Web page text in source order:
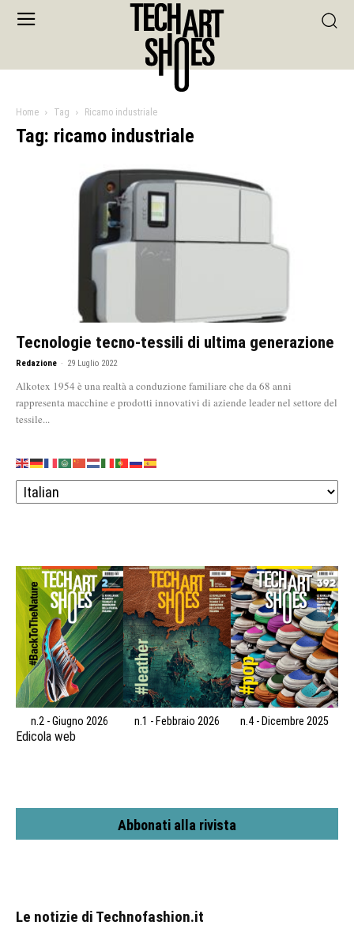
Home Tag Ricamo industriale
Tag: ricamo industriale
Tecnologie tecno-tessili di ultima generazione
Redazione - 29 Luglio 2022
Alkotex 1954 è una realtà a conduzione familiare che da 68 anni
rappresenta macchine e prodotti innovativi di aziende leader nel settore del
tessile...
n.2 - Giugno 2026 n.1 - Febbraio 2026 n.4 - Dicembre 2025
Edicola web
Abbonati alla rivista
Le notizie di Technofashion.it